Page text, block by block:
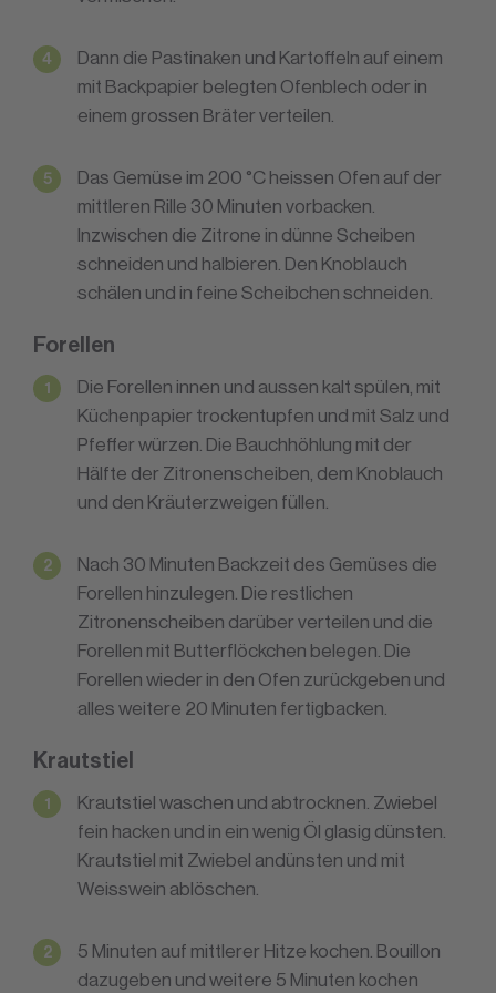
Dann die Pastinaken und Kartoffeln auf einem
mit Backpapier belegten Ofenblech oder in
einem grossen Bräter verteilen.
Das Gemüse im 200 °C heissen Ofen auf der
mittleren Rille 30 Minuten vorbacken.
Inzwischen die Zitrone in dünne Scheiben
schneiden und halbieren. Den Knoblauch
schälen und in feine Scheibchen schneiden.
Forellen
Die Forellen innen und aussen kalt spülen, mit
Küchenpapier trockentupfen und mit Salz und
Pfeffer würzen. Die Bauchhöhlung mit der
Hälfte der Zitronenscheiben, dem Knoblauch
und den Kräuterzweigen füllen.
Nach 30 Minuten Backzeit des Gemüses die
Forellen hinzulegen. Die restlichen
Zitronenscheiben darüber verteilen und die
Forellen mit Butterflöckchen belegen. Die
Forellen wieder in den Ofen zurückgeben und
alles weitere 20 Minuten fertigbacken.
Krautstiel
Krautstiel waschen und abtrocknen. Zwiebel
fein hacken und in ein wenig Öl glasig dünsten.
Krautstiel mit Zwiebel andünsten und mit
Weisswein ablöschen.
5 Minuten auf mittlerer Hitze kochen. Bouillon
dazugeben und weitere 5 Minuten kochen